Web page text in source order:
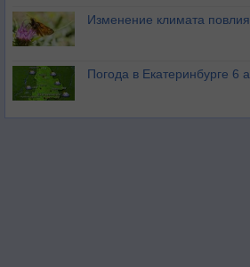
Изменение климата
Погода в Екатеринбурге 6